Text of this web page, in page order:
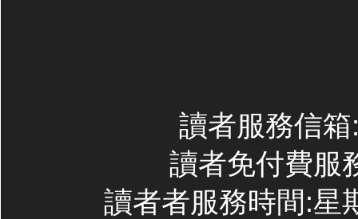
讀者服務信
讀者免付費服
讀者者服務時間:星